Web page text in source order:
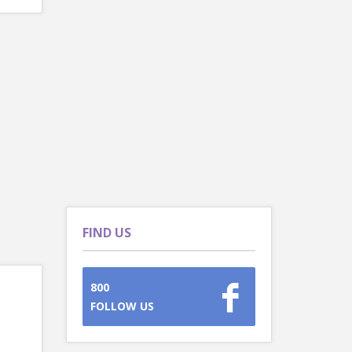
FIND US
800
FOLLOW US